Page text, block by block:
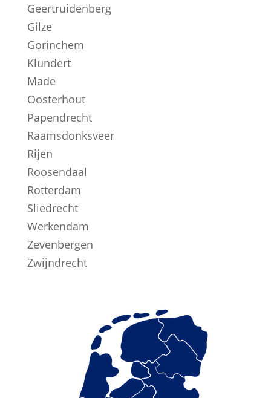
Geertruidenberg
Gilze
Gorinchem
Klundert
Made
Oosterhout
Papendrecht
Raamsdonksveer
Rijen
Roosendaal
Rotterdam
Sliedrecht
Werkendam
Zevenbergen
Zwijndrecht